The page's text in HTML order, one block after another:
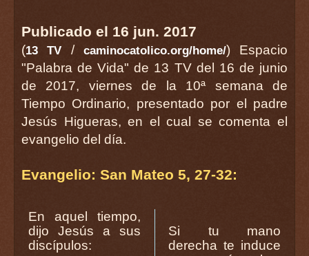
Publicado el 16 jun. 2017
(13 TV / caminocatolico.org/home/) Espacio
"Palabra de Vida" de 13 TV del 16 de junio
de 2017, viernes de la 10ª semana de
Tiempo Ordinario, presentado por el padre
Jesús Higueras, en el cual se comenta el
evangelio del día.
Evangelio: San Mateo 5, 27-32:
En aquel tiempo,
dijo Jesús a sus
discípulos:
Si tu mano
derecha te induce